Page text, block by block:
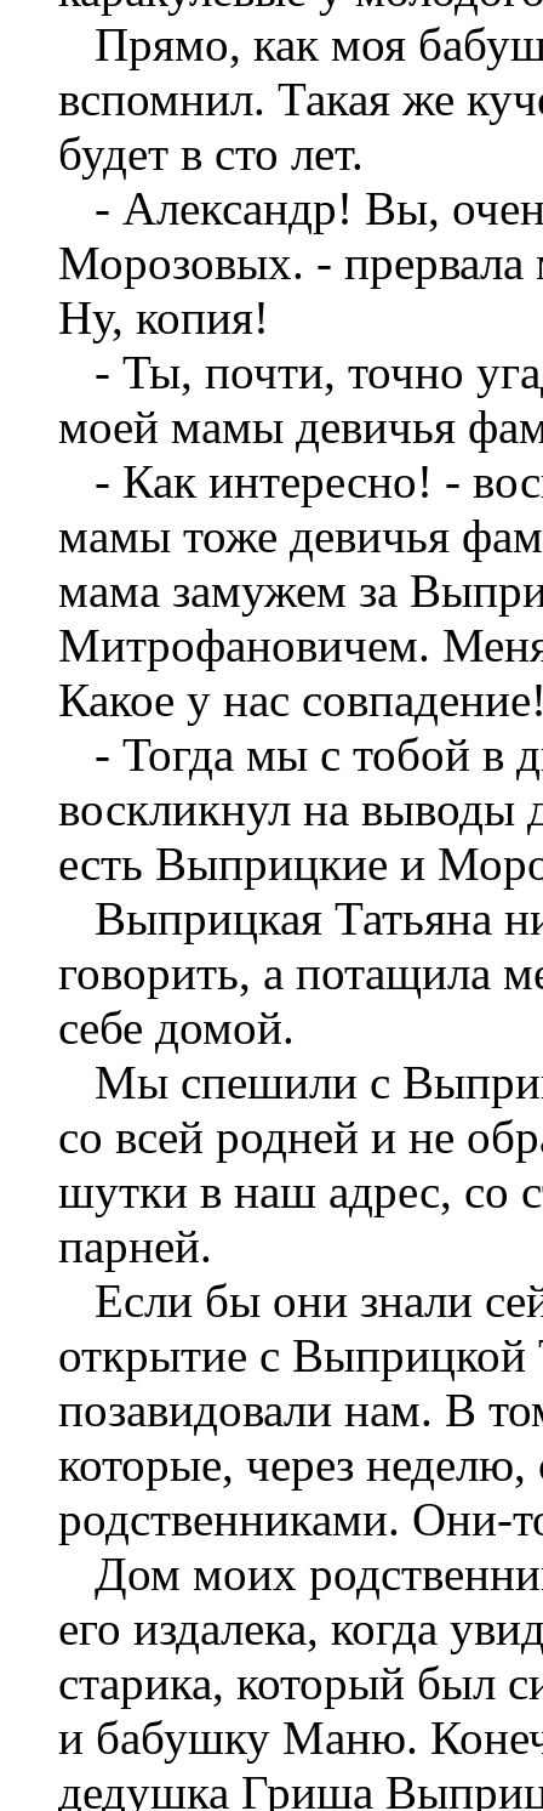
Прямо, как моя
вспомнил. Такая же
будет в сто лет.
- Александр! Вы,
Морозовых. -
Ну, копия!
- Ты, почти, точно
моей мамы девичья
- Как интересно! -
мамы тоже девичья
мама замужем за
Митрофановичем.
Какое у нас
- Тогда мы с тобой в
воскликнул на выводы
есть Выприцкие и
Выприцкая Татьяна
говорить, а потащила
себе домой.
Мы спешили с
со всей родней и не
шутки в наш адрес, со
парней.
Если бы они знали
открытие с Выприцкой
позавидовали нам. В
которые, через
родственниками. Они-
Дом моих
его издалека, когда
старика, который был
и бабушку Маню.
дедушка Гриша